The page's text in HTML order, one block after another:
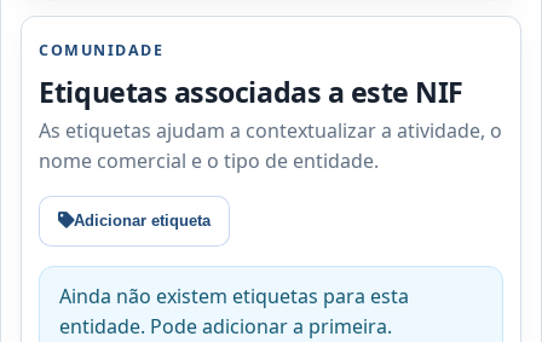
COMUNIDADE
Etiquetas associadas a este NIF
As etiquetas ajudam a contextualizar a atividade, o
nome comercial e o tipo de entidade.
Adicionar etiqueta
Ainda não existem etiquetas para esta
entidade. Pode adicionar a primeira.